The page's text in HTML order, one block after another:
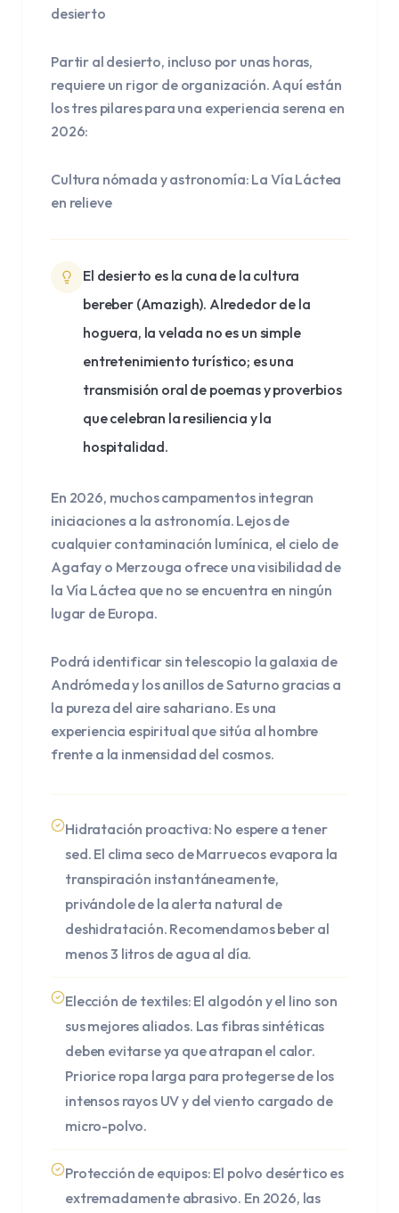
desierto
Partir al desierto, incluso por unas horas,
requiere un rigor de organización. Aquí están
los tres pilares para una experiencia serena en
2026:
Cultura nómada y astronomía: La Vía Láctea
en relieve
El desierto es la cuna de la cultura
bereber (Amazigh). Alrededor de la
hoguera, la velada no es un simple
entretenimiento turístico; es una
transmisión oral de poemas y proverbios
que celebran la resiliencia y la
hospitalidad.
En 2026, muchos campamentos integran
iniciaciones a la astronomía. Lejos de
cualquier contaminación lumínica, el cielo de
Agafay o Merzouga ofrece una visibilidad de
la Vía Láctea que no se encuentra en ningún
lugar de Europa.
Podrá identificar sin telescopio la galaxia de
Andrómeda y los anillos de Saturno gracias a
la pureza del aire sahariano. Es una
experiencia espiritual que sitúa al hombre
frente a la inmensidad del cosmos.
Hidratación proactiva: No espere a tener
sed. El clima seco de Marruecos evapora la
transpiración instantáneamente,
privándole de la alerta natural de
deshidratación. Recomendamos beber al
menos 3 litros de agua al día.
Elección de textiles: El algodón y el lino son
sus mejores aliados. Las fibras sintéticas
deben evitarse ya que atrapan el calor.
Priorice ropa larga para protegerse de los
intensos rayos UV y del viento cargado de
micro-polvo.
Protección de equipos: El polvo desértico es
extremadamente abrasivo. En 2026, las